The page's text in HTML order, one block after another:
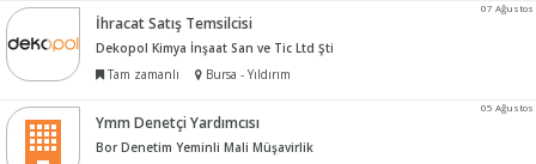
07 Ağustos
İhracat Satış Temsilcisi
Dekopol Kimya İnşaat San ve Tic Ltd Şti
Tam zamanlı
Bursa - Yıldırım
05 Ağustos
Ymm Denetçi Yardımcısı
Bor Denetim Yeminli Mali Müşavirlik